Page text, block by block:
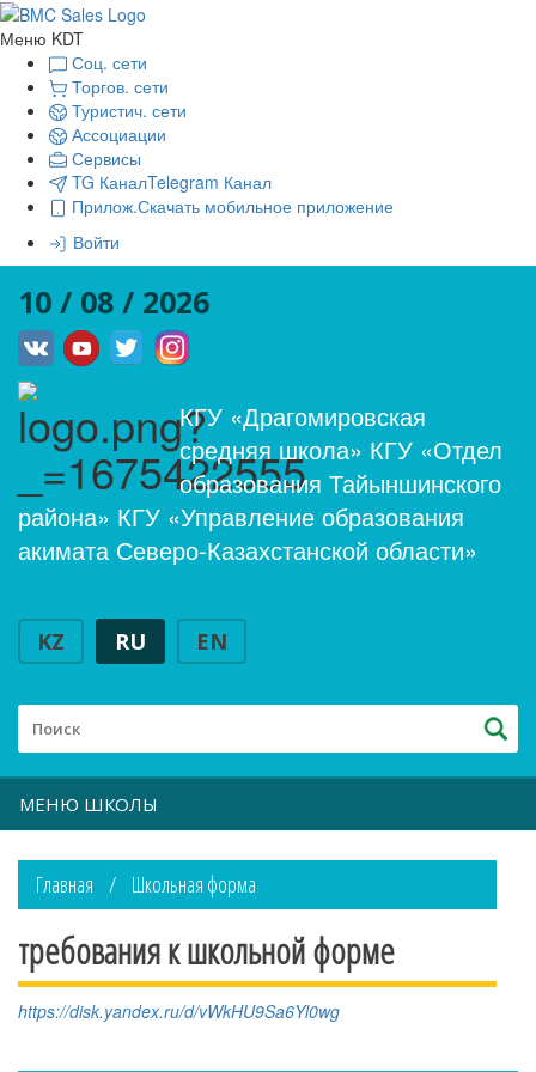
Меню KDT
Соц. сети
Торгов. сети
Туристич. сети
Ассоциации
Сервисы
TG КаналTelegram Канал
Прилож.Скачать мобильное приложение
Войти
10 / 08 / 2026
КГУ «Драгомировская
средняя школа» КГУ «Отдел
образования Тайыншинского
района» КГУ «Управление образования
акимата Северо-Казахстанской области»
KZ RU EN
МЕНЮ ШКОЛЫ
Главная Школьная форма
требования к школьной форме
https://disk.yandex.ru/d/vWkHU9Sa6Yl0wg